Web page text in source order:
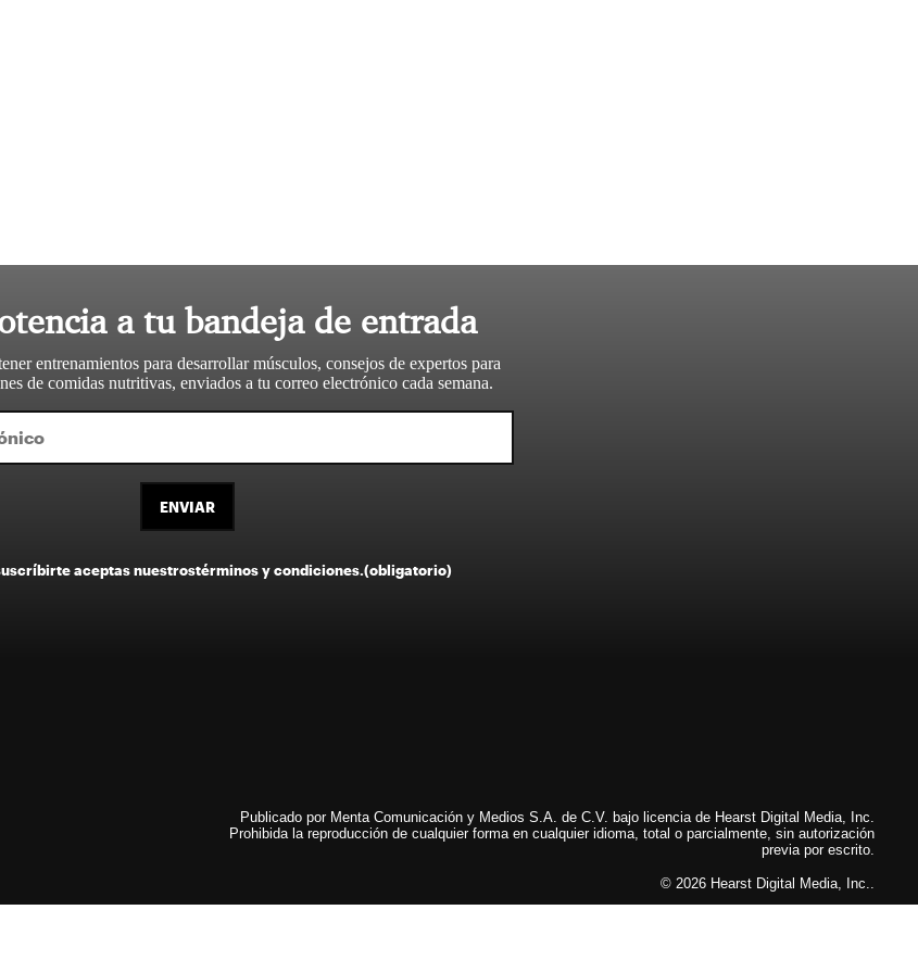
a tu bandeja de entrada
entrenamientos para desarrollar músculos, consejos de expertos para
de comidas nutritivas, enviados a tu correo electrónico cada semana.
ENVIAR
aceptas nuestrostérminos y condiciones.(obligatorio)
Publicado por Menta Comunicación y Medios S.A. de C.V. bajo licencia de Hearst Digital Media, Inc.
Prohibida la reproducción de cualquier forma en cualquier idioma, total o parcialmente, sin autorización
previa por escrito.
© 2026 Hearst Digital Media, Inc..